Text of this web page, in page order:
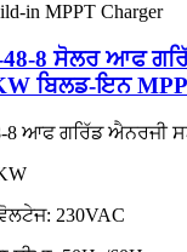
48-8 ਸੋਲਰ ਆਫ
ਬਿਲਡ-ਇਨ
8 ਆਫ ਗਰਿੱਡ ਐਨਰਜੀ
230VAC